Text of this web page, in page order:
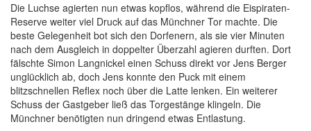
Die Luchse agierten nun etwas kopflos, während die Eispiraten-
Reserve weiter viel Druck auf das Münchner Tor machte. Die
beste Gelegenheit bot sich den Dorfenern, als sie vier Minuten
nach dem Ausgleich in doppelter Überzahl agieren durften. Dort
fälschte Simon Langnickel einen Schuss direkt vor Jens Berger
unglücklich ab, doch Jens konnte den Puck mit einem
blitzschnellen Reflex noch über die Latte lenken. Ein weiterer
Schuss der Gastgeber ließ das Torgestänge klingeln. Die
Münchner benötigten nun dringend etwas Entlastung.